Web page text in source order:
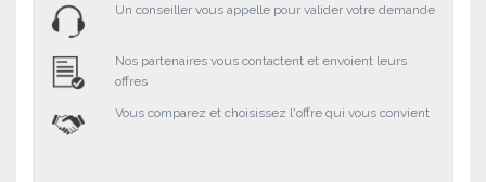
Un conseiller vous appelle pour valider votre demande
Nos partenaires vous contactent et envoient leurs
offres
Vous comparez et choisissez l'offre qui vous convient